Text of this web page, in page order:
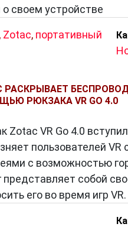
стремится к самому
своем устройстве
, Zotac, портативный
РАСКРЫВАЕТ
РЮКЗАКА VR GO 4.0
Zotac VR Go 4.0
пользователей
с возможностью
собой
его во время игр